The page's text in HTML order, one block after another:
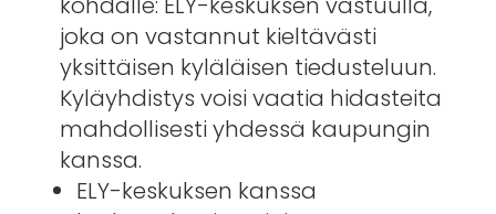
joka on vastannut kieltävästi
yksittäisen kyläläisen tiedusteluun.
Kyläyhdistys voisi vaatia hidasteita
mahdollisesti yhdessä kaupungin
kanssa.
ELY-keskuksen kanssa